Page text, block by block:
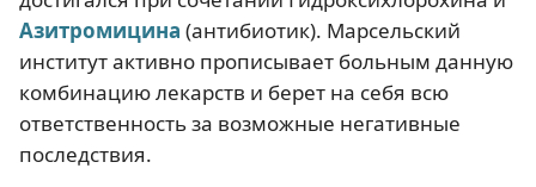
Азитромицина (антибиотик). Марсельский
институт активно прописывает больным данную
комбинацию лекарств и берет на себя всю
ответственность за возможные негативные
последствия.